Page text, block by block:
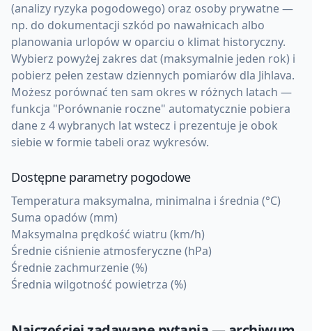
(analizy ryzyka pogodowego) oraz osoby prywatne —
np. do dokumentacji szkód po nawałnicach albo
planowania urlopów w oparciu o klimat historyczny.
Wybierz powyżej zakres dat (maksymalnie jeden rok) i
pobierz pełen zestaw dziennych pomiarów dla Jihlava.
Możesz porównać ten sam okres w różnych latach —
funkcja "Porównanie roczne" automatycznie pobiera
dane z 4 wybranych lat wstecz i prezentuje je obok
siebie w formie tabeli oraz wykresów.
Dostępne parametry pogodowe
Temperatura maksymalna, minimalna i średnia (°C)
Suma opadów (mm)
Maksymalna prędkość wiatru (km/h)
Średnie ciśnienie atmosferyczne (hPa)
Średnie zachmurzenie (%)
Średnia wilgotność powietrza (%)